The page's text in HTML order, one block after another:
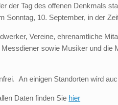
der Tag des offenen Denkmals
Sonntag, 10. September, in der
Vereine, ehrenamtliche
sowie Musiker und die
An einigen Standorten wird
Daten finden Sie hier